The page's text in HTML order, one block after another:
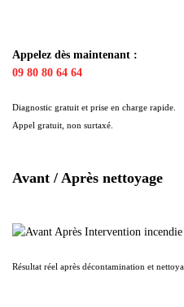
Appelez dès maintenant :
09 80 80 64 64
Diagnostic gratuit et prise en charge rapide.
Appel gratuit, non surtaxé.
Avant / Après nettoyage
Résultat réel après décontamination et